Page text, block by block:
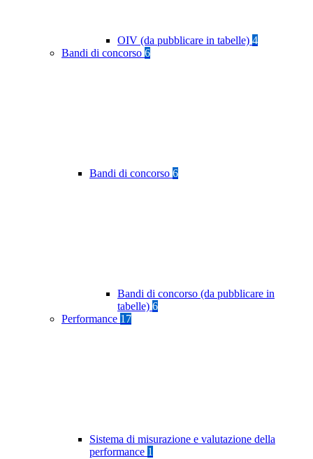
OIV (da pubblicare in tabelle) 4
Bandi di concorso 6
Bandi di concorso 6
Bandi di concorso (da pubblicare in
tabelle) 6
Performance 17
Sistema di misurazione e valutazione della
performance 1